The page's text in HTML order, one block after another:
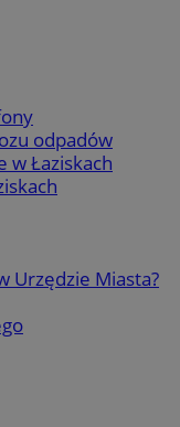
odpadów
w Łaziskach
Urzędzie Miasta?